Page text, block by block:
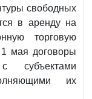
свободных
в аренду на
торговую
мая договоры
субъектами
их